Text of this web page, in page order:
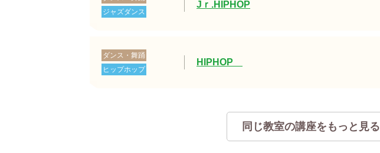
ジャズダンス
Jｒ.HIPHOP
ダンス・舞踊
ヒップホップ
HIPHOP
同じ教室の講座をもっと見る